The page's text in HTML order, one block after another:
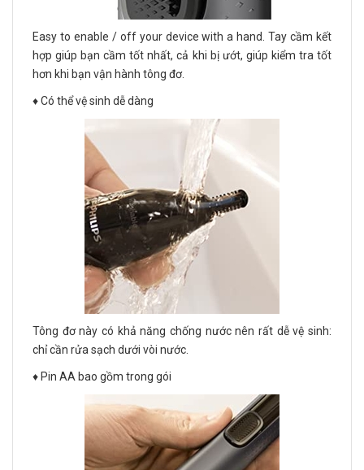
Easy to enable / off your device with a hand. Tay cầm kết
hợp giúp bạn cầm tốt nhất, cả khi bị ướt, giúp kiểm tra tốt
hơn khi bạn vận hành tông đơ.
♦️ Có thể vệ sinh dễ dàng
Tông đơ này có khả năng chống nước nên rất dễ vệ sinh:
chỉ cần rửa sạch dưới vòi nước.
♦️ Pin AA bao gồm trong gói